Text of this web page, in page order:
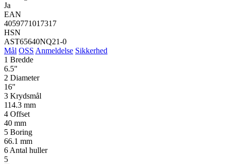
Ja
EAN
4059771017317
HSN
AST65640NQ21-0
Mål OSS Anmeldelse Sikkerhed
1 Bredde
6.5"
2 Diameter
16"
3 Krydsmål
114.3 mm
4 Offset
40 mm
5 Boring
66.1 mm
6 Antal huller
5